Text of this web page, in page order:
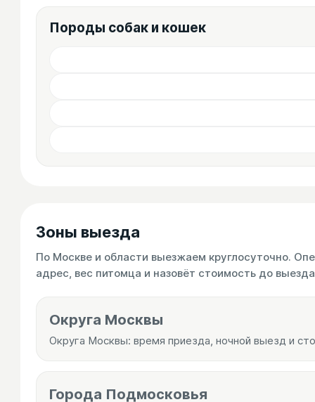
Породы собак и кошек
Зоны выезда
По Москве и области выезжаем круглосуточно.
адрес, вес питомца и назовёт стоимость до
Округа Москвы
Округа Москвы: время приезда, ночной выезд и
Города Подмосковья